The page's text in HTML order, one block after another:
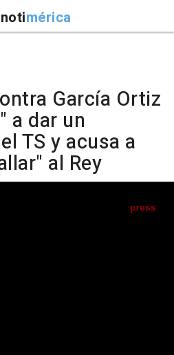
notimérica
García Ortiz
a dar un
TS y acusa a
al Rey